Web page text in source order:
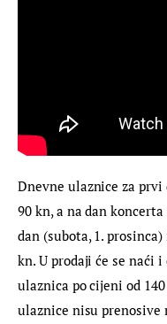
Dnevne ulaznice za prvi
90 kn, a na dan
dan (subota, 1.
kn. U prodaji će se naći
ulaznica po cijeni od
ulaznice nisu prenosive